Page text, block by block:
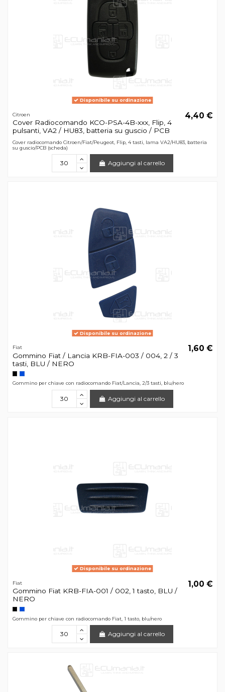
Disponibile su ordinazione
Citroen
Cover Radiocomando KCO-PSA-4B-xxx, Flip, 4
pulsanti, VA2 / HU83, batteria su guscio / PCB
4,40 €
Cover radiocomando Citroen/Fiat/Peugeot, Flip, 4 tasti, lama VA2/HU83, batteria
su guscio/PCB (scheda)
Aggiungi al carrello
Disponibile su ordinazione
Fiat
Gommino Fiat / Lancia KRB-FIA-003 / 004, 2 / 3
tasti, BLU / NERO
1,60 €
Gommino per chiave con radiocomando Fiat/Lancia, 2/3 tasti, blu/nero
Aggiungi al carrello
Disponibile su ordinazione
Fiat
Gommino Fiat KRB-FIA-001 / 002, 1 tasto, BLU /
NERO
1,00 €
Gommino per chiave con radiocomando Fiat, 1 tasto, blu/nero
Aggiungi al carrello